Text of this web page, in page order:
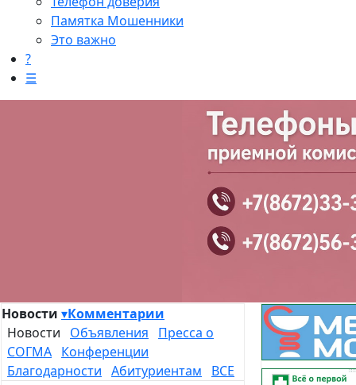
Памятка Мошенники
Это важно
?
☰
Новости ▾Комментарии
Новости Объявления
Пресса о
СОГМА Конференции
Благодарности Абитуриентам
ВСЕ